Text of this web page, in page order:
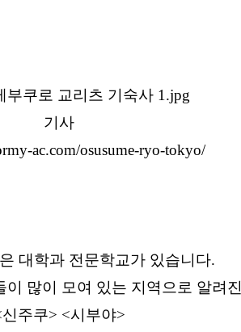
기사
ac.com/osusume-ryo-tokyo/
대학과 전문학교가 있습니다.
이 많이 모여 있는 지역으로 알려진
신주쿠> <시부야>